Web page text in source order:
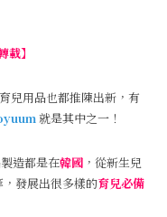
】
兒用品也都推陳出新，有
就是其中之一！
造都是在韓國 ，從新生兒
發展出很多樣的育兒必備